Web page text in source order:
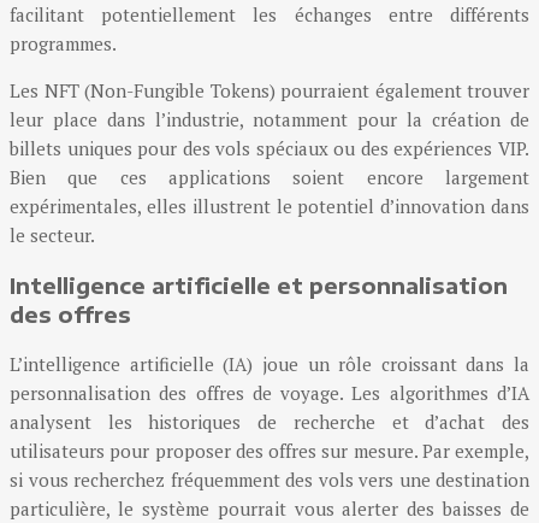
facilitant potentiellement les échanges entre différents
programmes.
Les NFT (Non-Fungible Tokens) pourraient également trouver
leur place dans l’industrie, notamment pour la création de
billets uniques pour des vols spéciaux ou des expériences VIP.
Bien que ces applications soient encore largement
expérimentales, elles illustrent le potentiel d’innovation dans
le secteur.
Intelligence artificielle et personnalisation
des offres
L’intelligence artificielle (IA) joue un rôle croissant dans la
personnalisation des offres de voyage. Les algorithmes d’IA
analysent les historiques de recherche et d’achat des
utilisateurs pour proposer des offres sur mesure. Par exemple,
si vous recherchez fréquemment des vols vers une destination
particulière, le système pourrait vous alerter des baisses de